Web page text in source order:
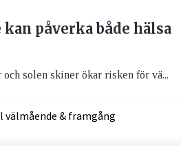
påverka både hälsa
och solen skiner ökar risken för vä...